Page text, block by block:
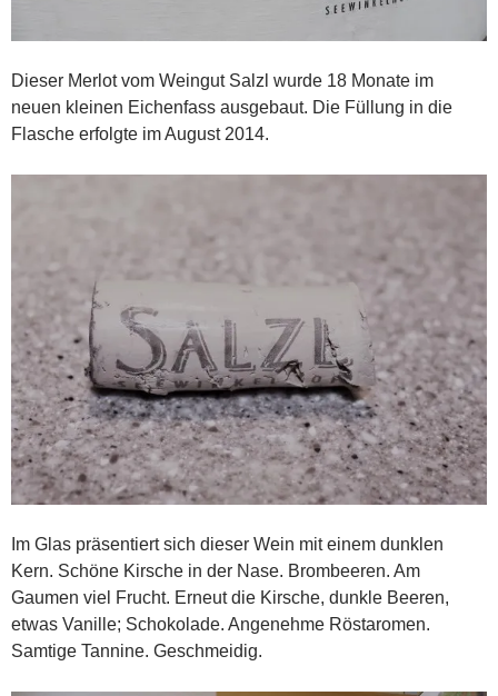
Dieser Merlot vom Weingut Salzl wurde 18 Monate im
neuen kleinen Eichenfass ausgebaut. Die Füllung in die
Flasche erfolgte im August 2014.
Im Glas präsentiert sich dieser Wein mit einem dunklen
Kern. Schöne Kirsche in der Nase. Brombeeren. Am
Gaumen viel Frucht. Erneut die Kirsche, dunkle Beeren,
etwas Vanille; Schokolade. Angenehme Röstaromen.
Samtige Tannine. Geschmeidig.